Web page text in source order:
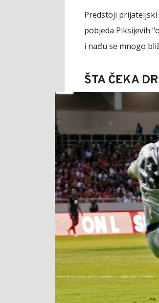
Predstoji prijateljski
pobjeda Piksijevih
i nađu se mnogo
ŠTA ČEKA